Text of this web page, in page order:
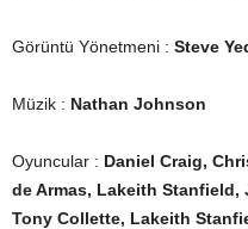
Görüntü Yönetmeni : Steve
Müzik : Nathan Johnson
Oyuncular : Daniel Craig,
de Armas, Lakeith
Tony Collette, Lakeith